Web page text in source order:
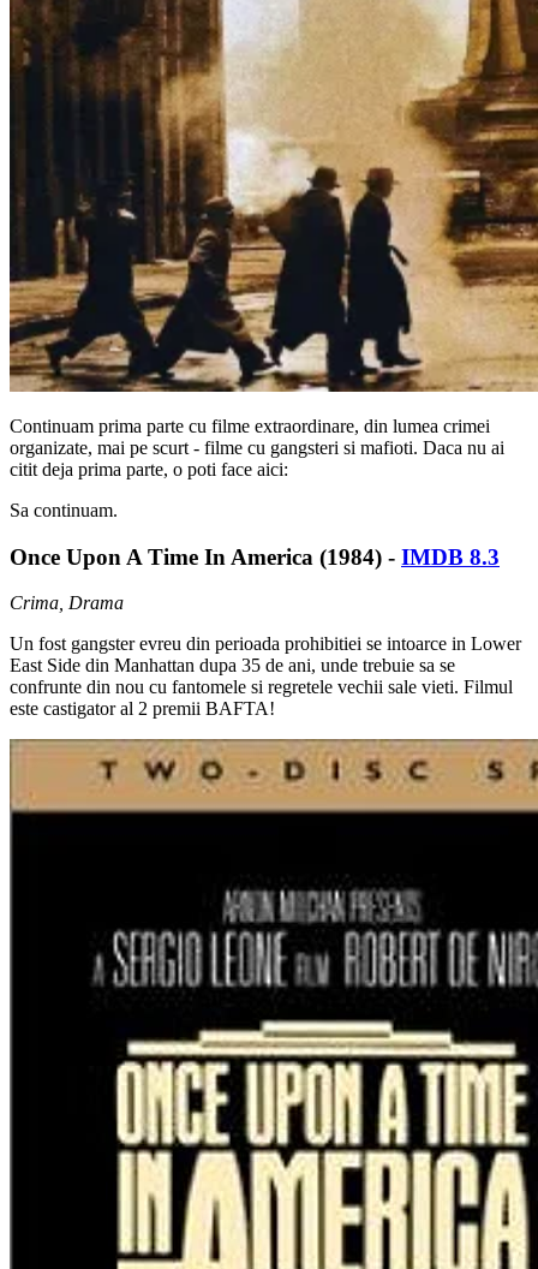
Continuam prima parte cu filme extraordinare, din lumea crimei
organizate, mai pe scurt - filme cu gangsteri si mafioti. Daca nu ai
citit deja prima parte, o poti face aici:
Sa continuam.
Once Upon A Time In America (1984) - IMDB 8.3
Crima, Drama
Un fost gangster evreu din perioada prohibitiei se intoarce in Lower
East Side din Manhattan dupa 35 de ani, unde trebuie sa se
confrunte din nou cu fantomele si regretele vechii sale vieti. Filmul
este castigator al 2 premii BAFTA!